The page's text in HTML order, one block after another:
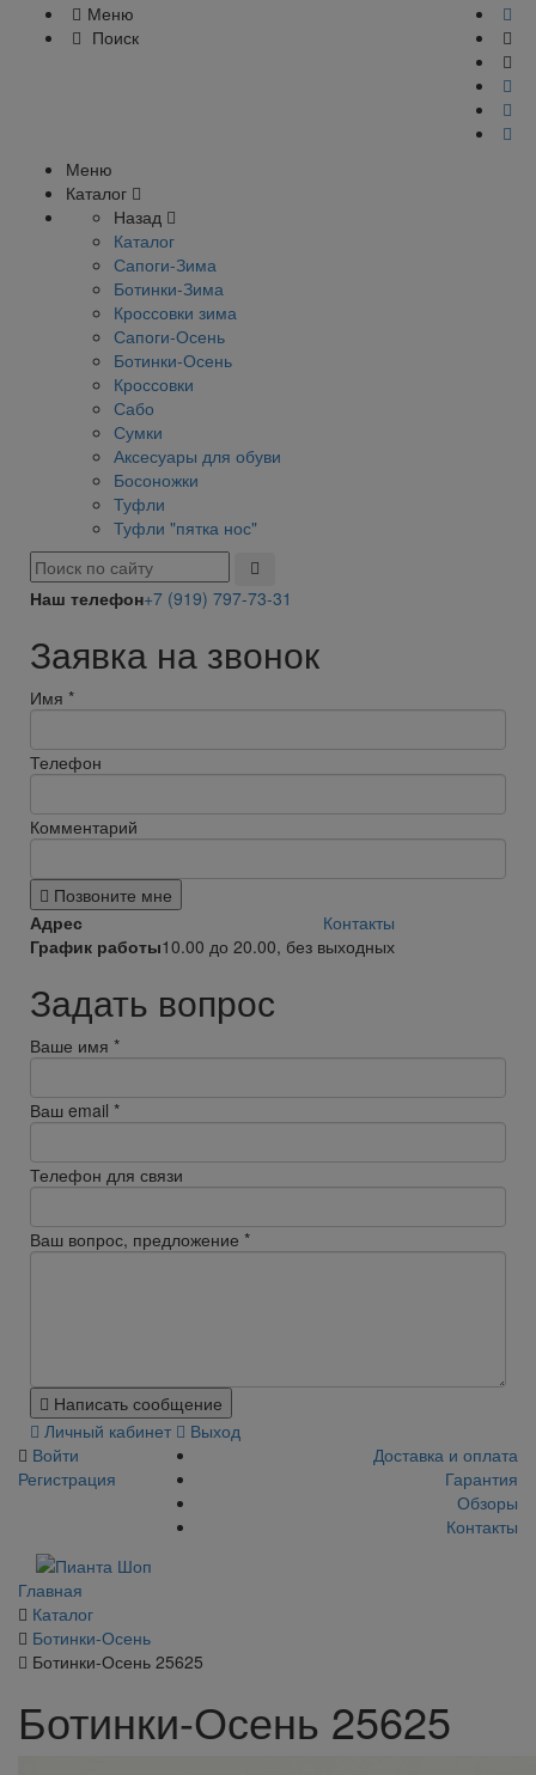
Меню
Поиск
Меню
Каталог
Назад
Каталог
Сапоги-Зима
Ботинки-Зима
Кроссовки зима
Сапоги-Осень
Ботинки-Осень
Кроссовки
Сабо
Сумки
Аксесуары для обуви
Босоножки
Туфли
Туфли "пятка нос"
Наш телефон+7 (919) 797-73-31
Заявка на звонок
Имя *
Телефон
Комментарий
Позвоните мне
Адрес
Контакты
График работы10.00 до 20.00, без выходных
Задать вопрос
Ваше имя *
Ваш email *
Телефон для связи
Ваш вопрос, предложение *
Написать сообщение
Личный кабинет
Выход
Войти
Регистрация
Доставка и оплата
Гарантия
Обзоры
Контакты
Главная
Каталог
Ботинки-Осень
Ботинки-Осень 25625
Ботинки-Осень 25625